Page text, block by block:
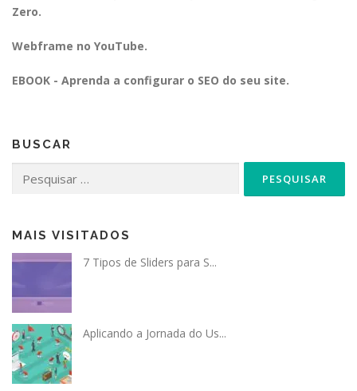
Zero.
Webframe no YouTube.
EBOOK - Aprenda a configurar o SEO do seu site.
BUSCAR
por:
MAIS VISITADOS
7 Tipos de Sliders para S...
Aplicando a Jornada do Us...